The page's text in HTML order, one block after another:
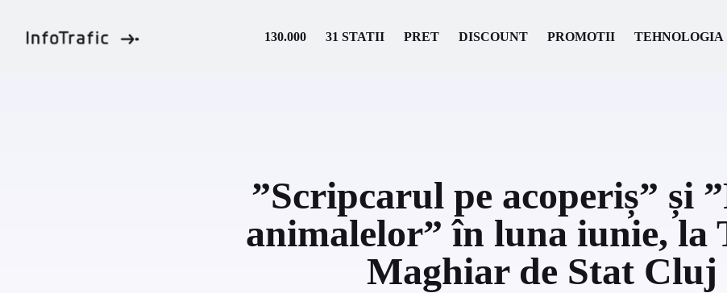
130.000 31 STATII PRET DISCOUNT PROMOTII TEHNOLOGIA
”Scripcarul pe acoperiș” și
animalelor” în luna iunie, la
Maghiar de Stat Cluj